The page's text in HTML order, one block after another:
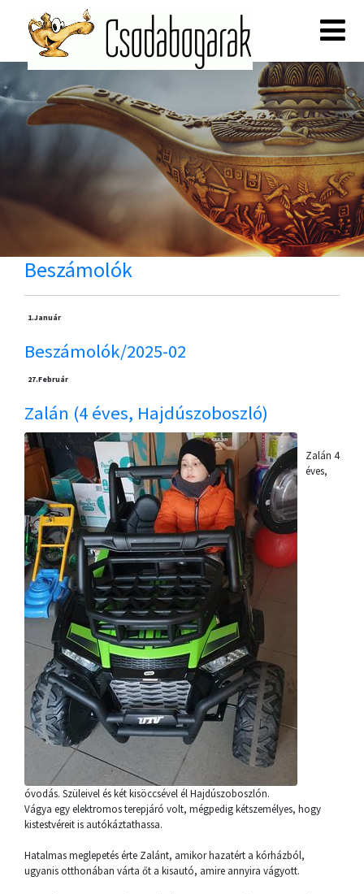
Beszámolók
1.Január
Beszámolók/2025-02
27.Február
Zalán (4 éves, Hajdúszoboszló)
Zalán 4
éves,
óvodás. Szüleivel és két kisöccsével él Hajdúszoboszlón.
Vágya egy elektromos terepjáró volt, mégpedig kétszemélyes, hogy
kistestvéreit is autókáztathassa.
Hatalmas meglepetés érte Zalánt, amikor hazatért a kórházból,
ugyanis otthonában várta őt a kisautó, amire annyira vágyott.